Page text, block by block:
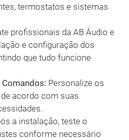
termostatos e sistemas
profissionais da AB Áudio e
e configuração dos
que tudo funcione
Personalize os
acordo com suas
a instalação, teste o
conforme necessário